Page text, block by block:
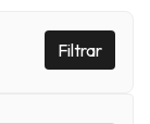
Filtrar